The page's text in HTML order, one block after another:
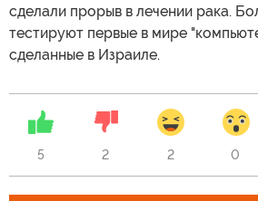
сделали прорыв в лечении рака.
тестируют первые в мире
сделанные в Израиле.
5 2 2 0